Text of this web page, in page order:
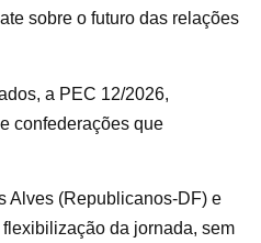
sobre o futuro das relações
a PEC 12/2026,
confederações que
Alves (Republicanos-DF) e
da jornada, sem